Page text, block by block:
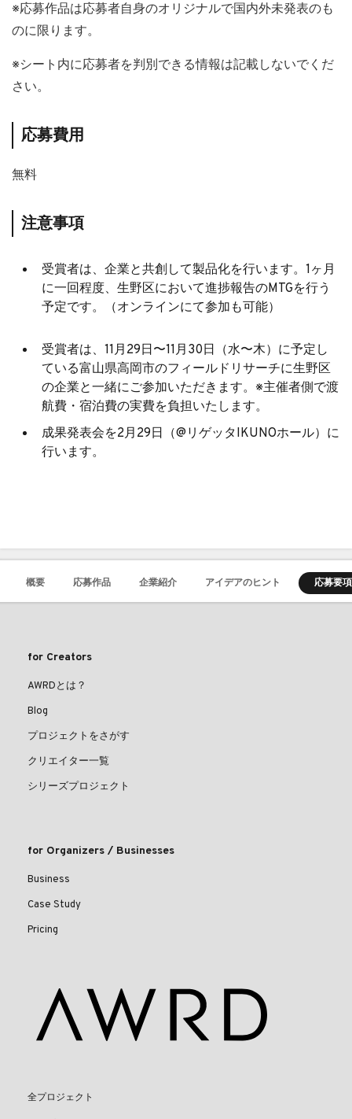
※応募作品は応募者自身のオリジナルで国内外未発表のも
のに限ります。
※シート内に応募者を判別できる情報は記載しないでくだ
さい。
応募費用
無料
注意事項
受賞者は、企業と共創して製品化を行います。1ヶ月
に一回程度、生野区において進捗報告のMTGを行う
予定です。（オンラインにて参加も可能）
受賞者は、11月29日〜11月30日（水〜木）に予定し
ている富山県高岡市のフィールドリサーチに生野区
の企業と一緒にご参加いただきます。※主催者側で渡
航費・宿泊費の実費を負担いたします。
成果発表会を2月29日（@リゲッタIKUNOホール）に
行います。
概要 応募作品 企業紹介 アイデアのヒント 応募要項
for Creators
AWRDとは？
Blog
プロジェクトをさがす
クリエイター一覧
シリーズプロジェクト
for Organizers / Businesses
Business
Case Study
Pricing
全プロジェクト